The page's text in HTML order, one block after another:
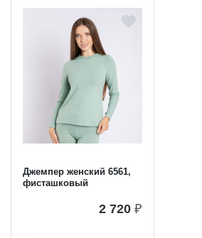
Джемпер женский 6561,
фисташковый
2 720 ₽